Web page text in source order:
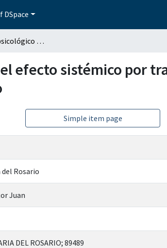
DSpace
Análisis neuropsicológico del efecto sistémico por traumatismo craneoencefálico frontal izquierdo y derecho
efecto sistémico por
Simple item page
Rosario
Juan
DEL ROSARIO; 89489